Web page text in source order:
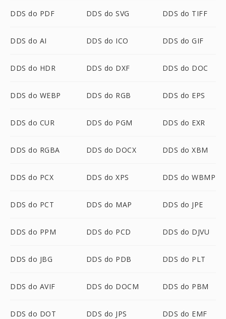
DDS do PDF DDS do SVG DDS do TIFF
DDS do AI DDS do ICO DDS do GIF
DDS do HDR DDS do DXF DDS do DOC
DDS do WEBP DDS do RGB DDS do EPS
DDS do CUR DDS do PGM DDS do EXR
DDS do RGBA DDS do DOCX DDS do XBM
DDS do PCX DDS do XPS DDS do WBMP
DDS do PCT DDS do MAP DDS do JPE
DDS do PPM DDS do PCD DDS do DJVU
DDS do JBG DDS do PDB DDS do PLT
DDS do AVIF DDS do DOCM DDS do PBM
DDS do DOT DDS do JPS DDS do EMF